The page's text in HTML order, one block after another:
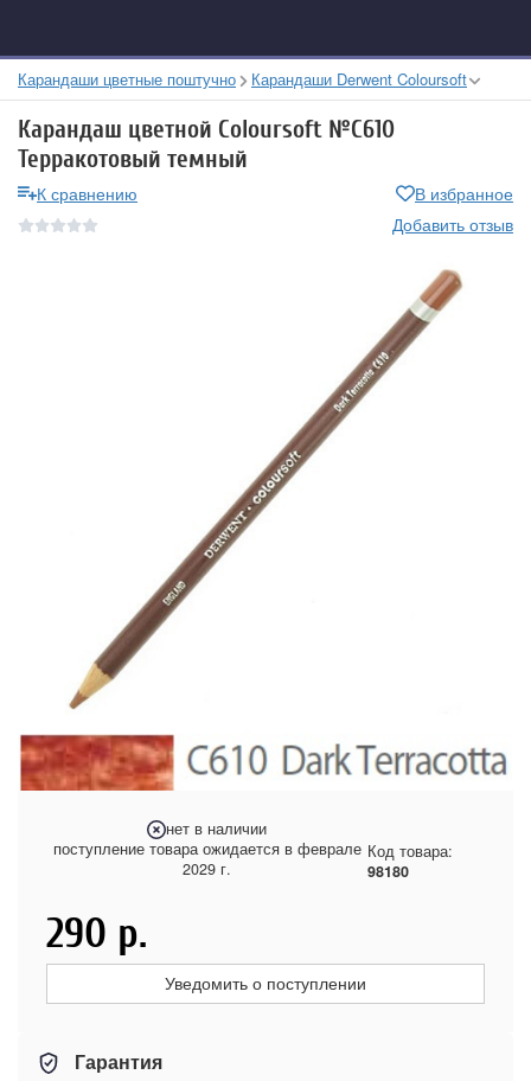
Карандаши цветные поштучно Карандаши Derwent Coloursoft
Карандаш цветной Coloursoft №C610
Терракотовый темный
К сравнению
В избранное
Добавить отзыв
нет в наличии
поступление товара ожидается в феврале
2029 г.
Код товара:
98180
290 р.
Уведомить о поступлении
Гарантия